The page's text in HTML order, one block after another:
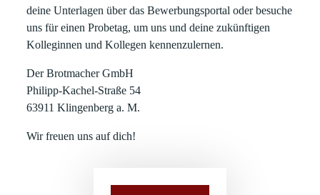
deine Unterlagen über das Bewerbungsportal oder besuche
uns für einen Probetag, um uns und deine zukünftigen
Kolleginnen und Kollegen kennenzulernen.
Der Brotmacher GmbH
Philipp-Kachel-Straße 54
63911 Klingenberg a. M.
Wir freuen uns auf dich!